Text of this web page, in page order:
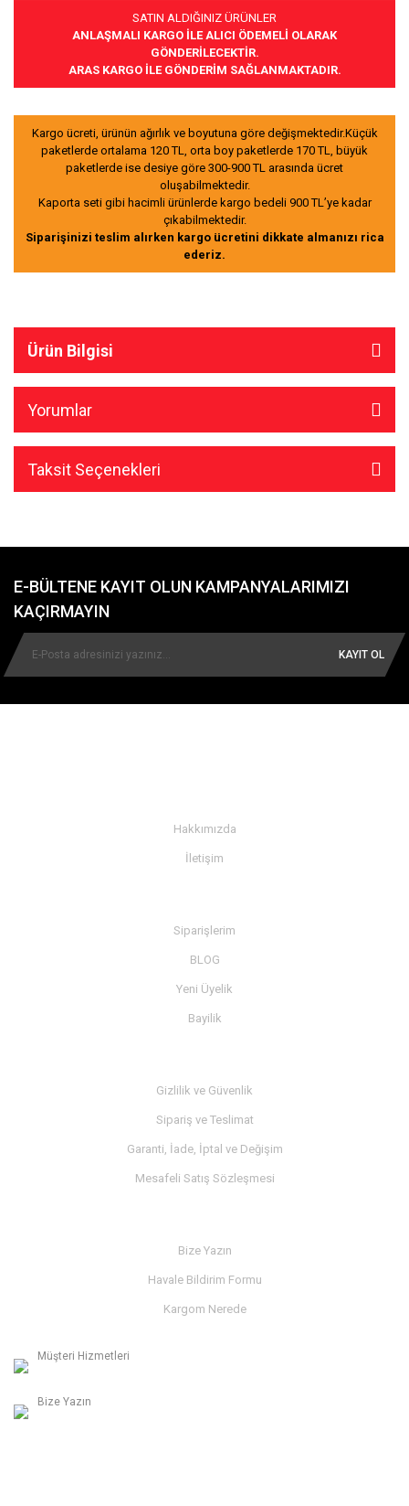
SATIN ALDIĞINIZ ÜRÜNLER
ANLAŞMALI KARGO İLE ALICI ÖDEMELİ OLARAK
GÖNDERİLECEKTİR.
ARAS KARGO İLE GÖNDERİM SAĞLANMAKTADIR.
Kargo ücreti, ürünün ağırlık ve boyutuna göre değişmektedir.Küçük
paketlerde ortalama 120 TL, orta boy paketlerde 170 TL, büyük
paketlerde ise desiye göre 300-900 TL arasında ücret
oluşabilmektedir.
Kaporta seti gibi hacimli ürünlerde kargo bedeli 900 TL’ye kadar
çıkabilmektedir.
Siparişinizi teslim alırken kargo ücretini dikkate almanızı rica
ederiz.
Ürün Bilgisi
Yorumlar
Taksit Seçenekleri
E-BÜLTENE KAYIT OLUN KAMPANYALARIMIZI
KAÇIRMAYIN
KAYIT OL
Hakkımızda
İletişim
Siparişlerim
BLOG
Yeni Üyelik
Bayilik
Gizlilik ve Güvenlik
Sipariş ve Teslimat
Garanti, İade, İptal ve Değişim
Mesafeli Satış Sözleşmesi
Bize Yazın
Havale Bildirim Formu
Kargom Nerede
Müşteri Hizmetleri
Bize Yazın